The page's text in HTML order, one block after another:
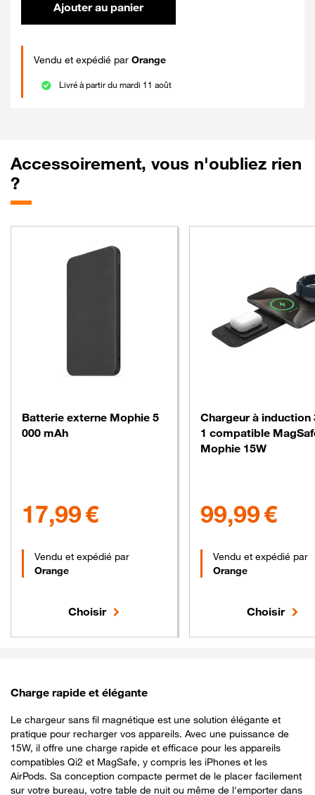
Ajouter au panier
Vendu et expédié par Orange
Livré à partir du mardi 11 août
Accessoirement, vous n'oubliez rien
?
Batterie externe Mophie 5
000 mAh
17,99 €
Vendu et expédié par
Orange
Choisir
Chargeur à induction
1 compatible
Mophie 15W
99,99 €
Vendu et expédié par
Orange
Choisir
Charge rapide et élégante
Le chargeur sans fil magnétique est une solution élégante et
pratique pour recharger vos appareils. Avec une puissance de
15W, il offre une charge rapide et efficace pour les appareils
compatibles Qi2 et MagSafe, y compris les iPhones et les
AirPods. Sa conception compacte permet de le placer facilement
sur votre bureau, votre table de nuit ou même de l'emporter dans